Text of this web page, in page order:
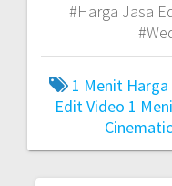
#Harga Jasa
1 Menit
Edit Video 1
Cinematic